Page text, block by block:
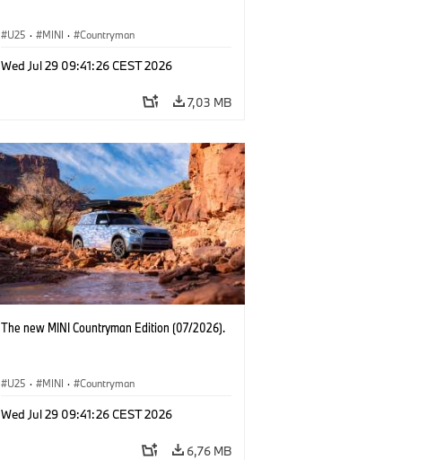
U25 · MINI · Countryman
Wed Jul 29 09:41:26 CEST 2026
7,03 MB
The new MINI Countryman Edition (07/2026).
U25 · MINI · Countryman
Wed Jul 29 09:41:26 CEST 2026
6,76 MB